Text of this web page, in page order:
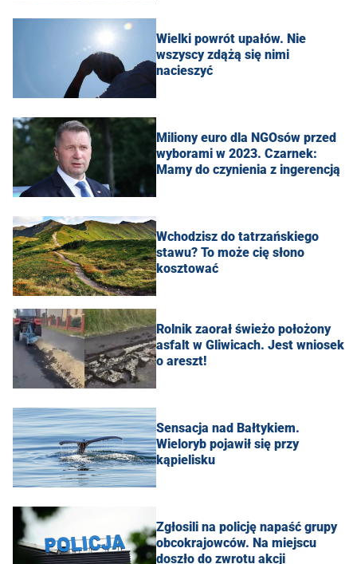
Wielki powrót upałów. Nie
wszyscy zdążą się nimi
nacieszyć
Miliony euro dla NGOsów przed
wyborami w 2023. Czarnek:
Mamy do czynienia z ingerencją
Wchodzisz do tatrzańskiego
stawu? To może cię słono
kosztować
Rolnik zaorał świeżo położony
asfalt w Gliwicach. Jest wniosek
o areszt!
Sensacja nad Bałtykiem.
Wieloryb pojawił się przy
kąpielisku
Zgłosili na policję napaść grupy
obcokrajowców. Na miejscu
doszło do zwrotu akcji